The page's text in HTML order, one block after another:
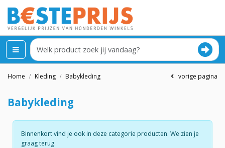
Home Kleding Babykleding vorige pagina
Babykleding
Binnenkort vind je ook in deze categorie producten. We zien je
graag terug.